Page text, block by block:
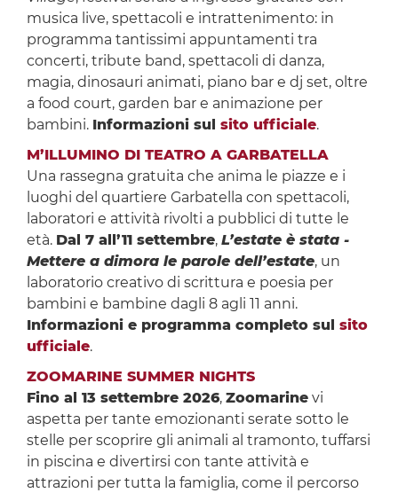
musica live, spettacoli e intrattenimento: in
programma tantissimi appuntamenti tra
concerti, tribute band, spettacoli di danza,
magia, dinosauri animati, piano bar e dj set, oltre
a food court, garden bar e animazione per
bambini. Informazioni sul sito ufficiale.
M’ILLUMINO DI TEATRO A GARBATELLA
Una rassegna gratuita che anima le piazze e i
luoghi del quartiere Garbatella con spettacoli,
laboratori e attività rivolti a pubblici di tutte le
età. Dal 7 all’11 settembre, L’estate è stata -
Mettere a dimora le parole dell’estate, un
laboratorio creativo di scrittura e poesia per
bambini e bambine dagli 8 agli 11 anni.
Informazioni e programma completo sul sito
ufficiale.
ZOOMARINE SUMMER NIGHTS
Fino al 13 settembre 2026, Zoomarinevi
aspetta per tante emozionanti serate sotto le
stelle per scoprire gli animali al tramonto, tuffarsi
in piscina e divertirsi con tante attività e
attrazioni per tutta la famiglia, come il percorso